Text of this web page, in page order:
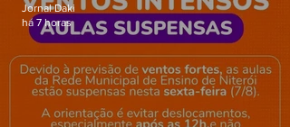
Jornal Daki
há 7 horas